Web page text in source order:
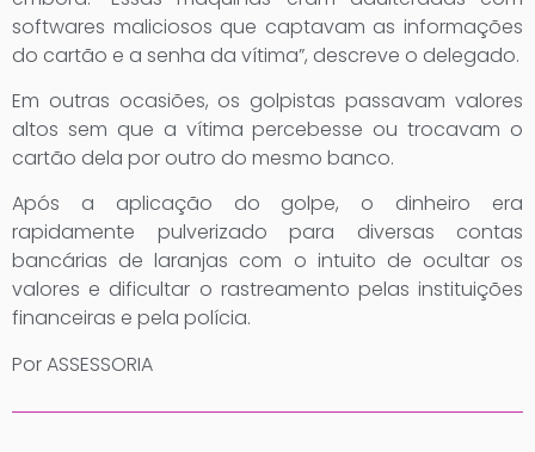
softwares maliciosos que captavam as informações
do cartão e a senha da vítima”, descreve o delegado.
Em outras ocasiões, os golpistas passavam valores
altos sem que a vítima percebesse ou trocavam o
cartão dela por outro do mesmo banco.
Após a aplicação do golpe, o dinheiro era
rapidamente pulverizado para diversas contas
bancárias de laranjas com o intuito de ocultar os
valores e dificultar o rastreamento pelas instituições
financeiras e pela polícia.
Por ASSESSORIA